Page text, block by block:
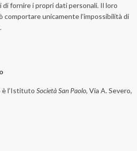
fornire i propri dati personali. Il loro
unicamente l’impossibilità di
l’Istituto Società San Paolo, Via A. Severo,